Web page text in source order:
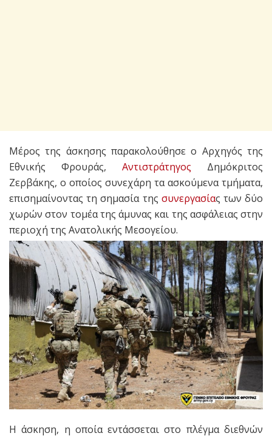
Μέρος της άσκησης παρακολούθησε ο Αρχηγός της
Εθνικής Φρουράς, Αντιστράτηγος Δημόκριτος
Ζερβάκης, ο οποίος συνεχάρη τα ασκούμενα τμήματα,
επισημαίνοντας τη σημασία της συνεργασίας των δύο
χωρών στον τομέα της άμυνας και της ασφάλειας στην
περιοχή της Ανατολικής Μεσογείου.
Η άσκηση, η οποία εντάσσεται στο πλέγμα διεθνών